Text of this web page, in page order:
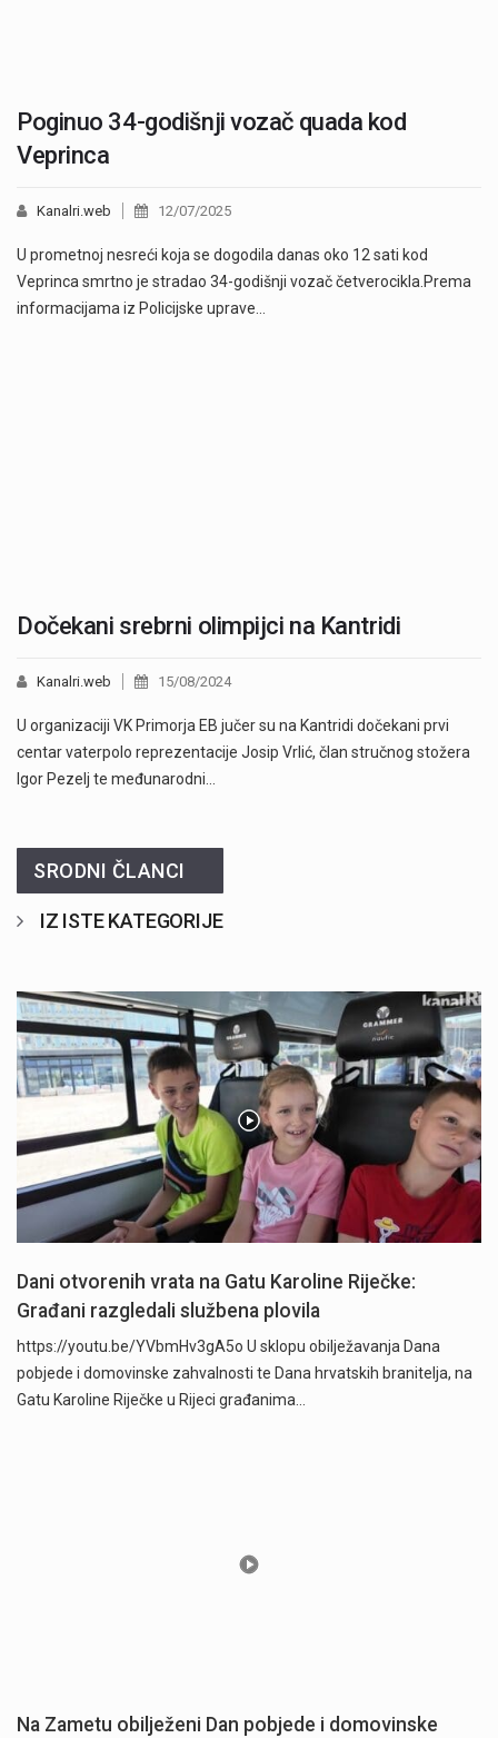
Poginuo 34-godišnji vozač quada kod
Veprinca
Kanalri.web 12/07/2025
U prometnoj nesreći koja se dogodila danas oko 12 sati kod
Veprinca smrtno je stradao 34-godišnji vozač četverocikla.Prema
informacijama iz Policijske uprave…
Dočekani srebrni olimpijci na Kantridi
Kanalri.web 15/08/2024
U organizaciji VK Primorja EB jučer su na Kantridi dočekani prvi
centar vaterpolo reprezentacije Josip Vrlić, član stručnog stožera
Igor Pezelj te međunarodni…
SRODNI ČLANCI
IZ ISTE KATEGORIJE
Dani otvorenih vrata na Gatu Karoline Riječke:
Građani razgledali službena plovila
https://youtu.be/YVbmHv3gA5o U sklopu obilježavanja Dana
pobjede i domovinske zahvalnosti te Dana hrvatskih branitelja, na
Gatu Karoline Riječke u Rijeci građanima…
Na Zametu obilježeni Dan pobjede i domovinske